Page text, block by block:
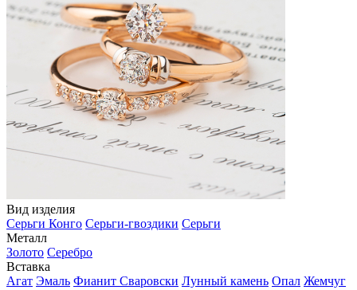
Вид изделия
Серьги Конго Серьги-гвоздики Серьги
Металл
Золото Серебро
Вставка
Агат Эмаль Фианит Сваровски Лунный камень Опал Жемчуг